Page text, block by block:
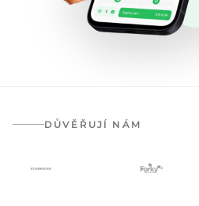
DŮVĚŘUJÍ NÁM